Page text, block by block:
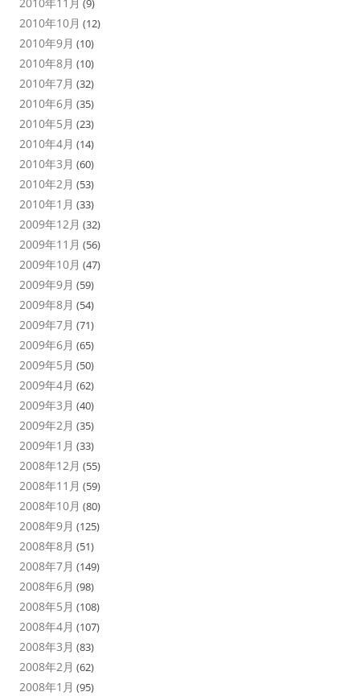
(9)
2010年10月 (12)
2010年9月 (10)
2010年8月 (10)
2010年7月 (32)
2010年6月 (35)
2010年5月 (23)
2010年4月 (14)
2010年3月 (60)
2010年2月 (53)
2010年1月 (33)
2009年12月 (32)
2009年11月 (56)
2009年10月 (47)
2009年9月 (59)
2009年8月 (54)
2009年7月 (71)
2009年6月 (65)
2009年5月 (50)
2009年4月 (62)
2009年3月 (40)
2009年2月 (35)
2009年1月 (33)
2008年12月 (55)
2008年11月 (59)
2008年10月 (80)
2008年9月 (125)
2008年8月 (51)
2008年7月 (149)
2008年6月 (98)
2008年5月 (108)
2008年4月 (107)
2008年3月 (83)
2008年2月 (62)
2008年1月 (95)